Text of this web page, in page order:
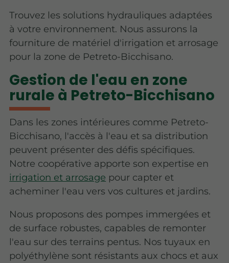
Trouvez les solutions hydrauliques adaptées
à votre environnement. Nous assurons la
fourniture de matériel d'irrigation et arrosage
pour la zone de Petreto-Bicchisano.
Gestion de l'eau en zone
rurale à Petreto-Bicchisano
Dans les zones intérieures comme Petreto-
Bicchisano, l'accès à l'eau et sa distribution
peuvent présenter des défis spécifiques.
Notre coopérative apporte son expertise en
irrigation et arrosage pour capter et
acheminer l'eau vers vos cultures et jardins.
Nous proposons des pompes immergées et
de surface robustes, capables de remonter
l'eau sur des terrains pentus. Nos tuyaux en
polyéthylène sont résistants aux chocs et aux